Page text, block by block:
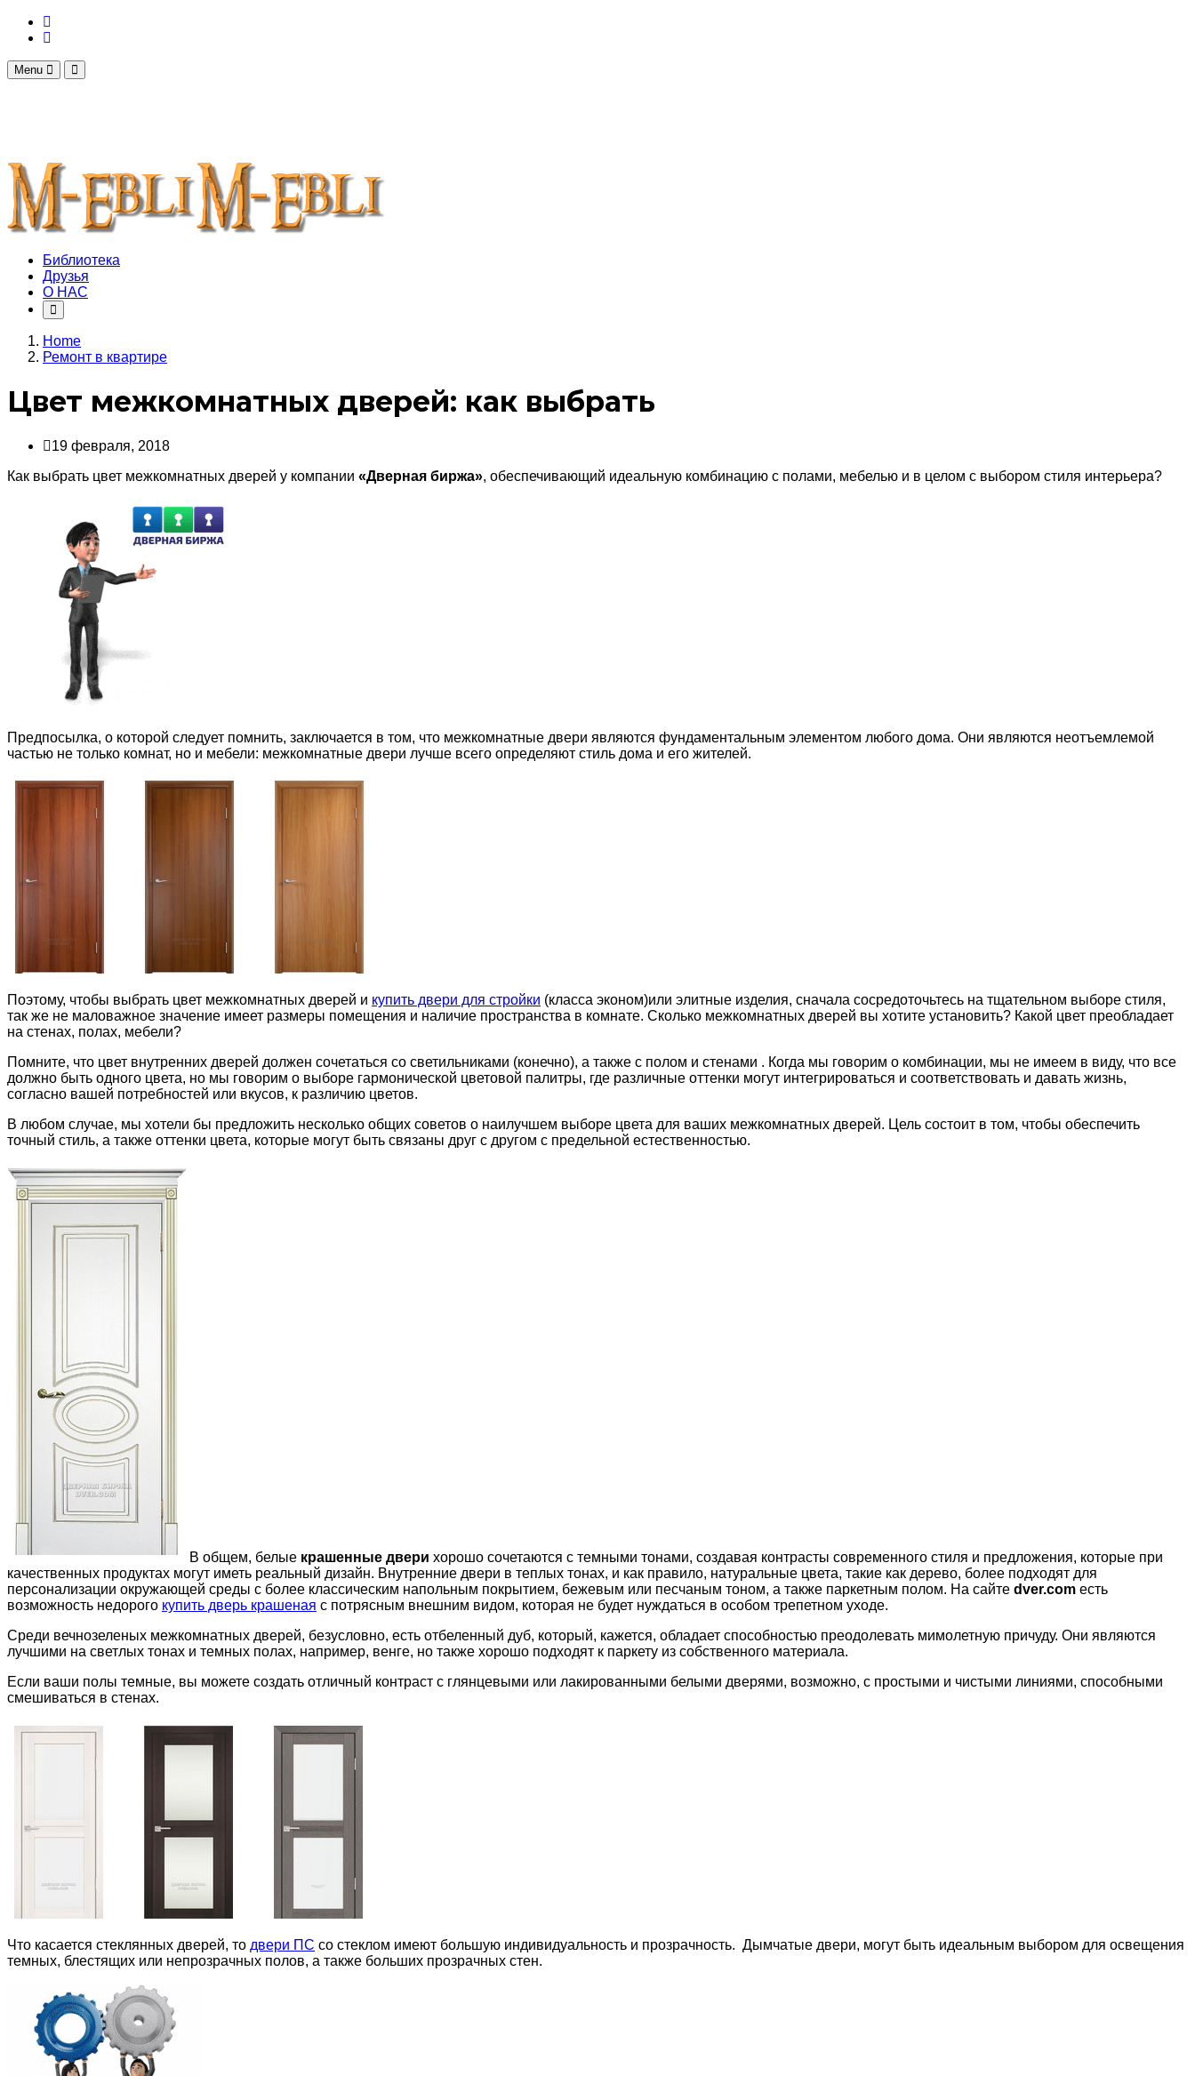
Menu
Библиотека
Друзья
О НАС
Home
Ремонт в квартире
Цвет межкомнатных дверей: как выбрать
19 февраля, 2018
Как выбрать цвет межкомнатных дверей у компании «Дверная биржа», обеспечивающий идеальную комбинацию с полами, мебелью и в целом с выбором стиля интерьера?
Предпосылка, о которой следует помнить, заключается в том, что межкомнатные двери являются фундаментальным элементом любого дома. Они являются неотъемлемой
частью не только комнат, но и мебели: межкомнатные двери лучше всего определяют стиль дома и его жителей.
Поэтому, чтобы выбрать цвет межкомнатных дверей и купить двери для стройки (класса эконом)или элитные изделия, сначала сосредоточьтесь на тщательном выборе стиля,
так же не маловажное значение имеет размеры помещения и наличие пространства в комнате. Сколько межкомнатных дверей вы хотите установить? Какой цвет преобладает
на стенах, полах, мебели?
Помните, что цвет внутренних дверей должен сочетаться со светильниками (конечно), а также с полом и стенами . Когда мы говорим о комбинации, мы не имеем в виду, что все
должно быть одного цвета, но мы говорим о выборе гармонической цветовой палитры, где различные оттенки могут интегрироваться и соответствовать и давать жизнь,
согласно вашей потребностей или вкусов, к различию цветов.
В любом случае, мы хотели бы предложить несколько общих советов о наилучшем выборе цвета для ваших межкомнатных дверей. Цель состоит в том, чтобы обеспечить
точный стиль, а также оттенки цвета, которые могут быть связаны друг с другом с предельной естественностью.
В общем, белые крашенные двери хорошо сочетаются с темными тонами, создавая контрасты современного стиля и предложения, которые при
качественных продуктах могут иметь реальный дизайн. Внутренние двери в теплых тонах, и как правило, натуральные цвета, такие как дерево, более подходят для
персонализации окружающей среды с более классическим напольным покрытием, бежевым или песчаным тоном, а также паркетным полом. На сайте dver.com есть
возможность недорого купить дверь крашеная с потрясным внешним видом, которая не будет нуждаться в особом трепетном уходе.
Среди вечнозеленых межкомнатных дверей, безусловно, есть отбеленный дуб, который, кажется, обладает способностью преодолевать мимолетную причуду. Они являются
лучшими на светлых тонах и темных полах, например, венге, но также хорошо подходят к паркету из собственного материала.
Если ваши полы темные, вы можете создать отличный контраст с глянцевыми или лакированными белыми дверями, возможно, с простыми и чистыми линиями, способными
смешиваться в стенах.
Что касается стеклянных дверей, то двери ПС со стеклом имеют большую индивидуальность и прозрачность. Дымчатые двери, могут быть идеальным выбором для освещения
темных, блестящих или непрозрачных полов, а также больших прозрачных стен.